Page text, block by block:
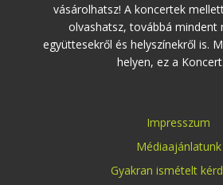
vásárolhatsz! A koncertek
olvashatsz, továbbá mindent
együttesekről és helyszínekről is.
helyen, ez a
Impresszum
Médiaajánlatunk
Gyakran ismételt